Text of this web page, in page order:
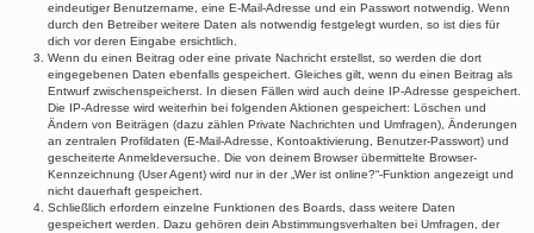
eindeutiger Benutzername, eine E-Mail-Adresse und ein Passwort notwendig. Wenn
durch den Betreiber weitere Daten als notwendig festgelegt wurden, so ist dies für
dich vor deren Eingabe ersichtlich.
Wenn du einen Beitrag oder eine private Nachricht erstellst, so werden die dort
eingegebenen Daten ebenfalls gespeichert. Gleiches gilt, wenn du einen Beitrag als
Entwurf zwischenspeicherst. In diesen Fällen wird auch deine IP-Adresse gespeichert.
Die IP-Adresse wird weiterhin bei folgenden Aktionen gespeichert: Löschen und
Ändern von Beiträgen (dazu zählen Private Nachrichten und Umfragen), Änderungen
an zentralen Profildaten (E-Mail-Adresse, Kontoaktivierung, Benutzer-Passwort) und
gescheiterte Anmeldeversuche. Die von deinem Browser übermittelte Browser-
Kennzeichnung (User Agent) wird nur in der „Wer ist online?“-Funktion angezeigt und
nicht dauerhaft gespeichert.
Schließlich erfordern einzelne Funktionen des Boards, dass weitere Daten
gespeichert werden. Dazu gehören dein Abstimmungsverhalten bei Umfragen, der